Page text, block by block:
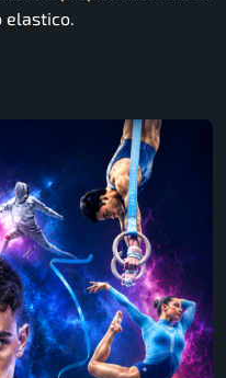
elastico.